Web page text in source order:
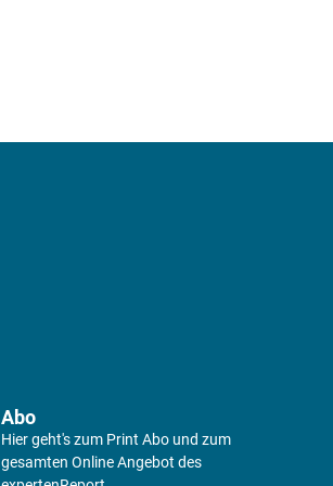
Abo
Hier geht's zum Print Abo und zum
gesamten Online Angebot des